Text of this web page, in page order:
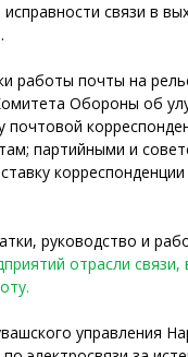
связи в
работы почты на
Обороны об
почтовой
партийными и
руководство и
отрасли
управления